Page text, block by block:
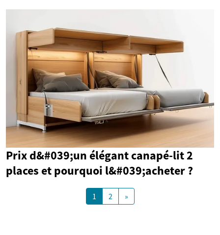
Prix d&#039;un élégant canapé-lit 2
places et pourquoi l&#039;acheter ?
1 2 »